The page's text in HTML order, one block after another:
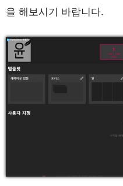
을 해보시기 바랍니다.